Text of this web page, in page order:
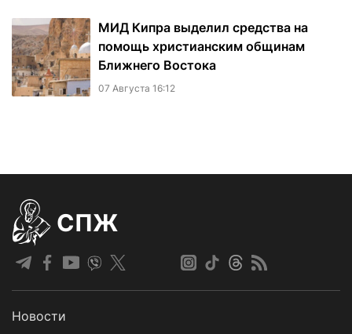
МИД Кипра выделил средства на
помощь христианским общинам
Ближнего Востока
07 Августа 16:12
СПЖ
Новости